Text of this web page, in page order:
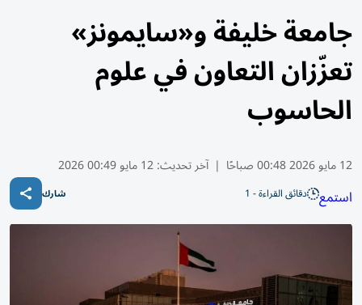
جامعة خليفة و«سايمونز»
تعزّزان التعاون في علوم
الحاسوب
12 مايو 2026 00:48 صباحًا | آخر تحديث:12 مايو 00:49 2026
استمع دقائق القراءة - 1 شارك